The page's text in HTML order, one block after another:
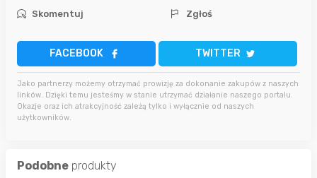
Skomentuj Zgłoś
FACEBOOK TWITTER
Jako partnerzy możemy otrzymać prowizję za dokonanie zakupów z naszych
linków. Dzięki temu jesteśmy w stanie utrzymać działanie naszego portalu.
Okazje oraz ich atrakcyjność zależą tylko i wyłącznie od naszych
użytkowników.
Podobne produkty